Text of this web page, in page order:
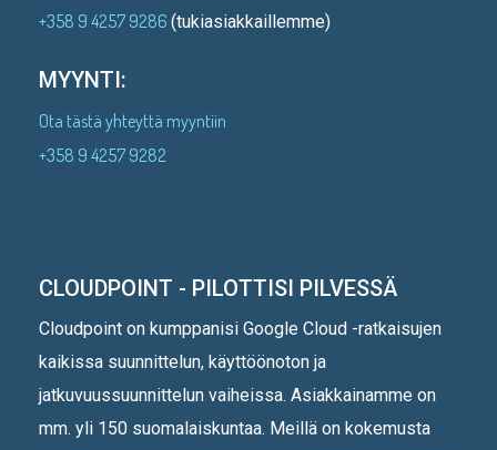
+358 9 4257 9286 (tukiasiakkaillemme)
MYYNTI:
Ota tästä yhteyttä myyntiin
+358 9 4257 9282
CLOUDPOINT - PILOTTISI PILVESSÄ
Cloudpoint on kumppanisi Google Cloud -ratkaisujen
kaikissa suunnittelun, käyttöönoton ja
jatkuvuussuunnittelun vaiheissa. Asiakkainamme on
mm. yli 150 suomalaiskuntaa. Meillä on kokemusta